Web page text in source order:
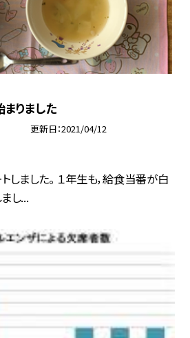
りました
更新日 2021/04/12
しました。 １年生も，給食当番が白
し...